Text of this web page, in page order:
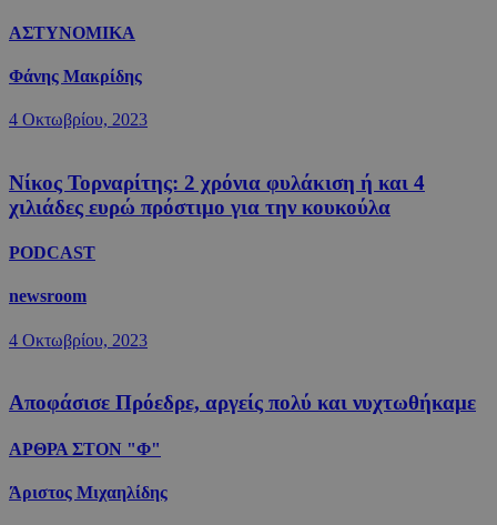
ΑΣΤΥΝΟΜΙΚΑ
Φάνης Μακρίδης
4 Οκτωβρίου, 2023
Νίκος Τορναρίτης: 2 χρόνια φυλάκιση ή και 4
χιλιάδες ευρώ πρόστιμο για την κουκούλα
PODCAST
newsroom
4 Οκτωβρίου, 2023
Αποφάσισε Πρόεδρε, αργείς πολύ και νυχτωθήκαμε
ΑΡΘΡΑ ΣΤΟΝ "Φ"
Άριστος Μιχαηλίδης